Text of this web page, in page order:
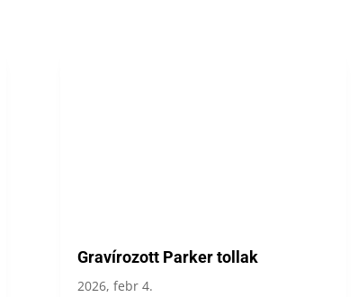
Gravírozott Parker tollak
2026, febr 4.